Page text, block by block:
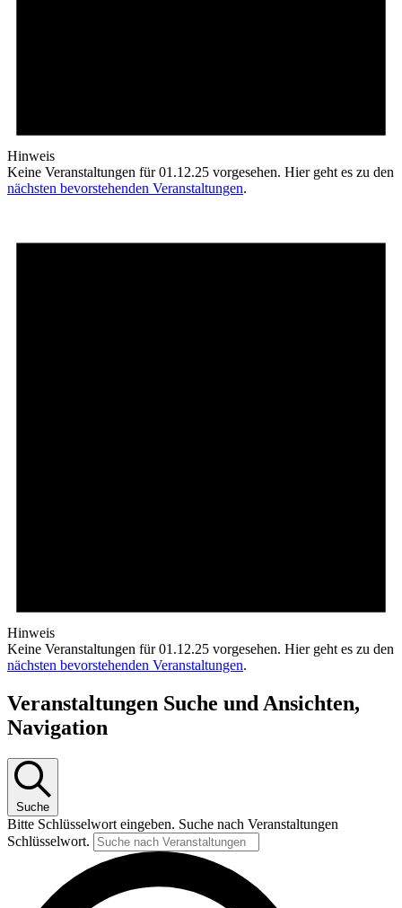
Hinweis
Keine Veranstaltungen für 01.12.25 vorgesehen. Hier geht es zu den
nächsten bevorstehenden Veranstaltungen.
Hinweis
Keine Veranstaltungen für 01.12.25 vorgesehen. Hier geht es zu den
nächsten bevorstehenden Veranstaltungen.
Veranstaltungen Suche und Ansichten,
Navigation
Suche
Bitte Schlüsselwort eingeben. Suche nach Veranstaltungen
Schlüsselwort.